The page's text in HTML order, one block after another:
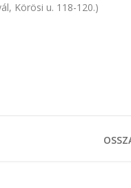
Körösi u. 118-120.)